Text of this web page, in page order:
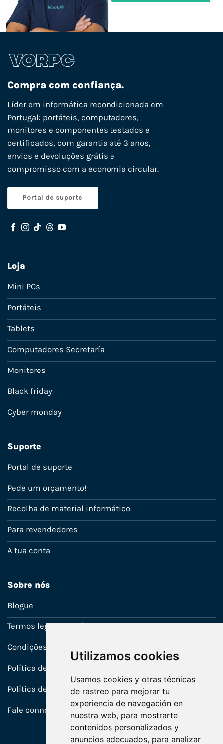
Utilizamos cookies
Usamos cookies y otras técnicas
de rastreo para mejorar tu
experiencia de navegación en
nuestra web, para mostrarte
contenidos personalizados y
anuncios adecuados, para analizar
Compra com confiança.
Líder em informática recondicionada em
Portugal: portáteis, computadores,
monitores e componentes testados e
certificados, com garantia até 3 anos,
envios e devoluções grátis e
compromisso com a economia circular.
Portal de suporte
Loja
Mini PCs
Portáteis
Tablets
Computadores Secretaría
Monitores
Black friday
Cyber monday
Suporte
Portal de suporte
Pede um orçamento!
Recolha de material informático
Para revendedores
A tua conta
Sobre nós
Blogue
Termos legais e política de privacidade
Condições de venda
Política de Garantia
Política de utilização de cookies
Fale connosco